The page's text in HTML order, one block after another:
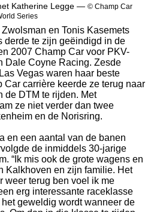
Katherine Legge — © Champ Car
Series
en Tonis Kasemets
derde te zijn geëindigd in de
2007 Champ Car voor PKV-
Dale Coyne Racing. Zesde
Vegas waren haar beste
Car carrière keerde ze terug naar
de DTM te rijden. Met
ze niet verder dan twee
en de Norisring.
en een aantal van de banen
de inmiddels 30-jarige
“Ik mis ook de grote wagens en
Kalkhoven en zijn familie. Het
weer terug ben voel ik me
erg interessante raceklasse
geweldig wordt wanneer de